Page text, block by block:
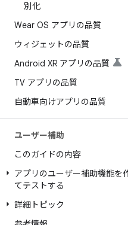
別化
Wear OS アプリの品質
ウィジェットの品質
Android XR アプリの品質
TV アプリの品質
自動車向けアプリの品質
ユーザー補助
このガイドの内容
アプリのユーザー補助機能を
てテストする
詳細トピック